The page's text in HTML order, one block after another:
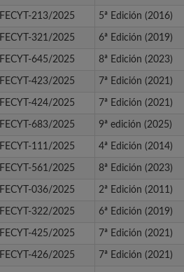
FECYT-213/2025 5ª Edición (2016)
FECYT-321/2025 6ª Edición (2019)
FECYT-645/2025 8ª Edición (2023)
FECYT-423/2025 7ª Edición (2021)
FECYT-424/2025 7ª Edición (2021)
FECYT-683/2025 9ª edición (2025)
FECYT-111/2025 4ª Edición (2014)
FECYT-561/2025 8ª Edición (2023)
FECYT-036/2025 2ª Edición (2011)
FECYT-322/2025 6ª Edición (2019)
FECYT-425/2025 7ª Edición (2021)
FECYT-426/2025 7ª Edición (2021)